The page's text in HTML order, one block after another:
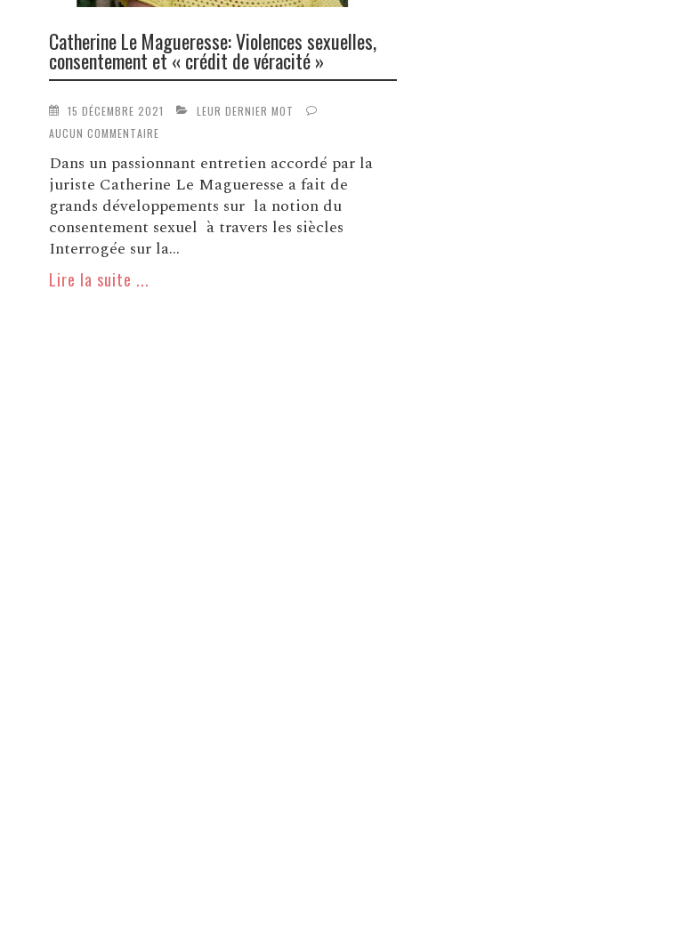
Catherine Le Magueresse: Violences sexuelles,
consentement et « crédit de véracité »
15 DÉCEMBRE 2021
LEUR DERNIER MOT
AUCUN COMMENTAIRE
Dans un passionnant entretien accordé par la
juriste Catherine Le Magueresse a fait de
grands développements sur la notion du
consentement sexuel à travers les siècles
Interrogée sur la...
Lire la suite ...